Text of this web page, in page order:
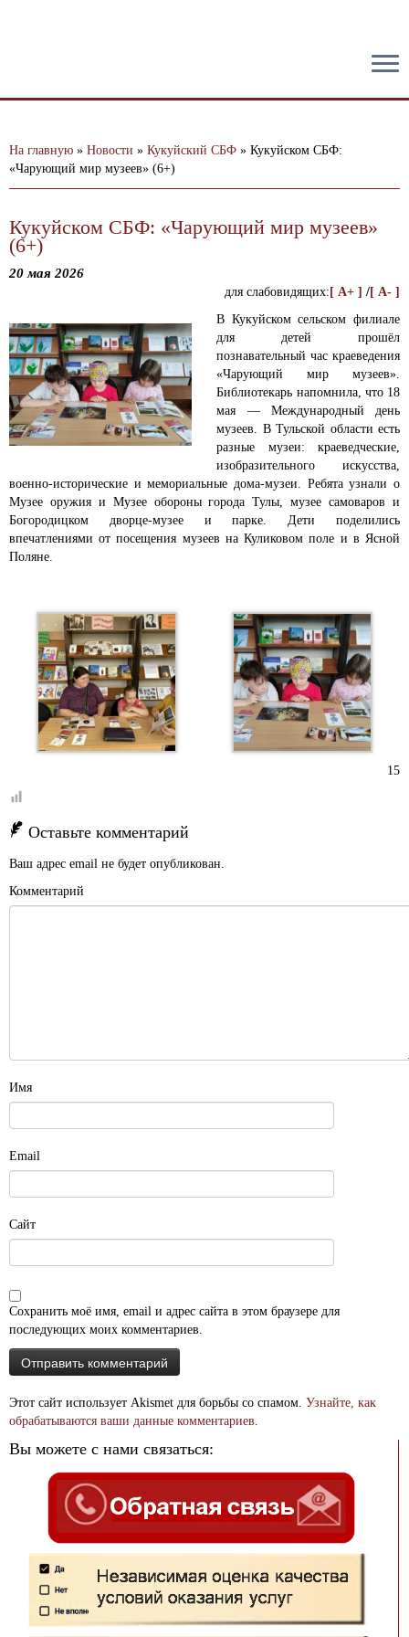
На главную » Новости » Кукуйский СБФ » Кукуйском СБФ:
«Чарующий мир музеев» (6+)
Кукуйском СБФ: «Чарующий мир музеев»
(6+)
20 мая 2026
для слабовидящих: [ A+ ] /[ A- ]
В Кукуйском сельском филиале
для детей прошёл
познавательный час краеведения
«Чарующий мир музеев».
Библиотекарь напомнила, что 18
мая — Международный день
музеев. В Тульской области есть
разные музеи: краеведческие,
изобразительного искусства,
военно-исторические и мемориальные дома-музеи. Ребята узнали о
Музее оружия и Музее обороны города Тулы, музее самоваров и
Богородицком дворце-музее и парке. Дети поделились
впечатлениями от посещения музеев на Куликовом поле и в Ясной
Поляне.
15
Оставьте комментарий
Ваш адрес email не будет опубликован.
Комментарий
Имя
Email
Сайт
Сохранить моё имя, email и адрес сайта в этом браузере для
последующих моих комментариев.
Этот сайт использует Akismet для борьбы со спамом. Узнайте, как
обрабатываются ваши данные комментариев.
Вы можете с нами связаться: